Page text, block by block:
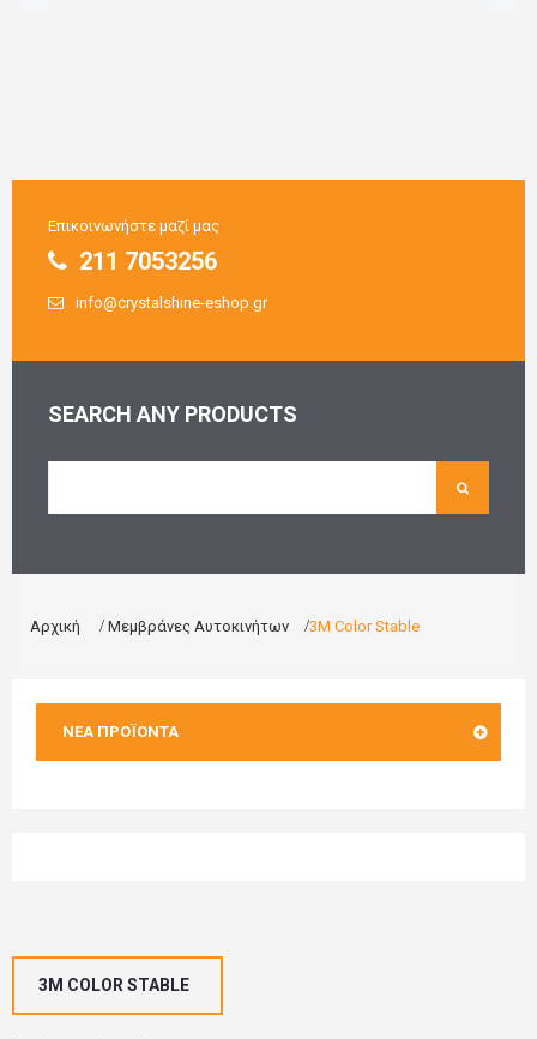
Επικοινωνήστε μαζί μας
211 7053256
info@crystalshine-eshop.gr
SEARCH ANY PRODUCTS
Αρχική Μεμβράνες Αυτοκινήτων 3M Color Stable
ΝΈΑ ΠΡΟΪΌΝΤΑ
3M COLOR STABLE